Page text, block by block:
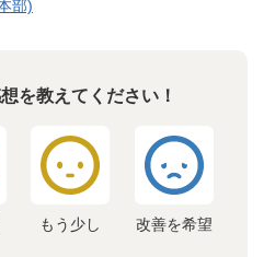
部)
を教えてください！
もう少し 改善を希望